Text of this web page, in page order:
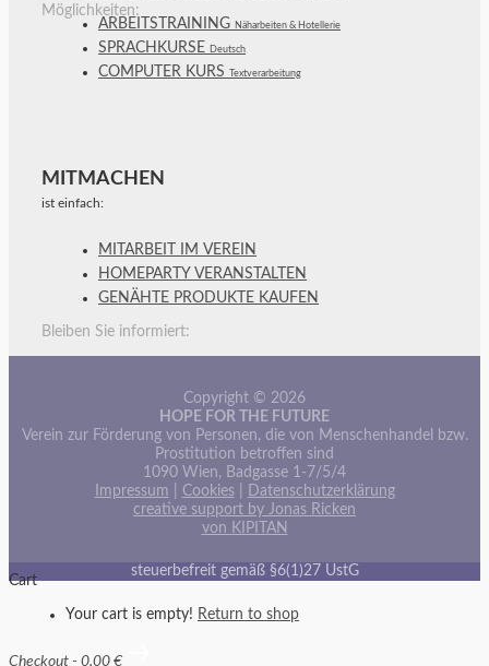
Möglichkeiten:
ARBEITSTRAINING Näharbeiten & Hotellerie
SPRACHKURSE Deutsch
COMPUTER KURS Textverarbeitung
MITMACHEN
ist einfach:
MITARBEIT IM VEREIN
HOMEPARTY VERANSTALTEN
GENÄHTE PRODUKTE KAUFEN
Bleiben Sie informiert:
Copyright © 2026
HOPE FOR THE FUTURE
Verein zur Förderung von Personen, die von Menschenhandel bzw.
Prostitution betroffen sind
1090 Wien, Badgasse 1-7/5/4
Impressum
Cookies|
Datenschutzerklärung
creative support by Jonas Ricken
von KIPITAN
steuerbefreit gemäß §6(1)27 UstG
Cart
Your cart is empty! Return to shop
Checkout - 0,00 €